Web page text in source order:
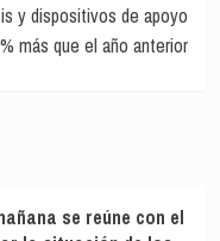
y dispositivos de apoyo
más que el año anterior
se reúne con el